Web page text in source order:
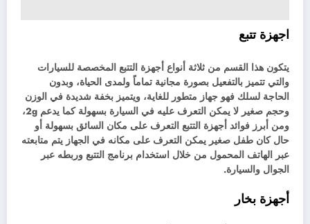
اجهزة تتبع
يتكون هذا القسم من ثلاثة أنواع أجهزة التتبع المخصصة للسيارات
والتي تتميز بالتفعيل بصورة مجانية تماماً ولمدى الحياة، وبدون
الحاجة لسلك فهو جهاز متطور للغاية، ويتميز بخفة شديدة في الوزن
وحجم صغير لا يمكن التعرف عليه في السيارة بسهولة كما يدعم 2g،
ومن أبرز فوائد أجهزة التتبع التعرف على مكان السائق بسهولة أو
حال كان طفل صغير يمكن التعرف على مكانه في الجهاز يتم متابعته
عبر الهاتف المحمول من خلال استخدام برنامج التتبع وربطه عبر
الجوال والسيارة.
أجهزة بخار